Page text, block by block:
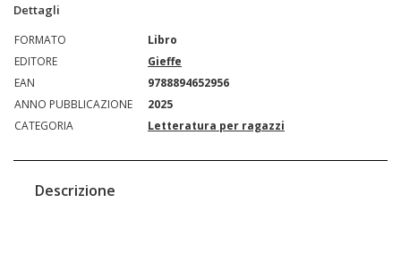
Dettagli
FORMATO
Libro
EDITORE
Gieffe
EAN
9788894652956
ANNO PUBBLICAZIONE
2025
CATEGORIA
Letteratura per ragazzi
Descrizione